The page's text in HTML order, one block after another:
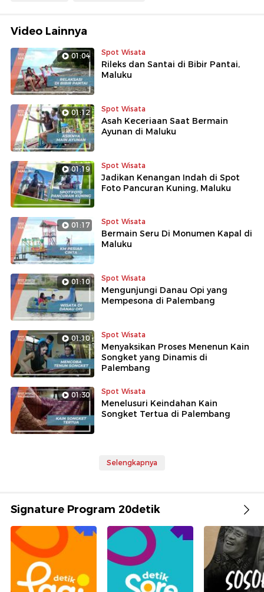
Video Lainnya
01:04 Spot Wisata
Rileks dan Santai di Bibir Pantai,
Maluku
01:12 Spot Wisata
Asah Keceriaan Saat Bermain
Ayunan di Maluku
01:19 Spot Wisata
Jadikan Kenangan Indah di Spot
Foto Pancuran Kuning, Maluku
01:17 Spot Wisata
Bermain Seru Di Monumen Kapal di
Maluku
01:10 Spot Wisata
Mengunjungi Danau Opi yang
Mempesona di Palembang
01:10 Spot Wisata
Menyaksikan Proses Menenun Kain
Songket yang Dinamis di
Palembang
01:30 Spot Wisata
Menelusuri Keindahan Kain
Songket Tertua di Palembang
Selengkapnya
Signature Program 20detik